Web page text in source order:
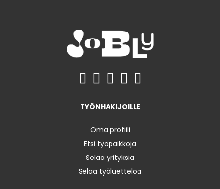
TYÖNHAKIJOILLE
Oma profiili
Etsi työpaikkoja
Selaa yrityksiä
Selaa työluetteloa